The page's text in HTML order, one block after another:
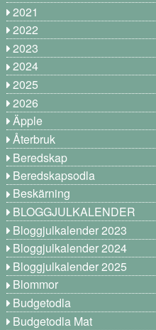
2021
2022
2023
2024
2025
2026
Äpple
Återbruk
Beredskap
Beredskapsodla
Beskärning
BLOGGJULKALENDER
Bloggjulkalender 2023
Bloggjulkalender 2024
Bloggjulkalender 2025
Blommor
Budgetodla
Budgetodla Mat